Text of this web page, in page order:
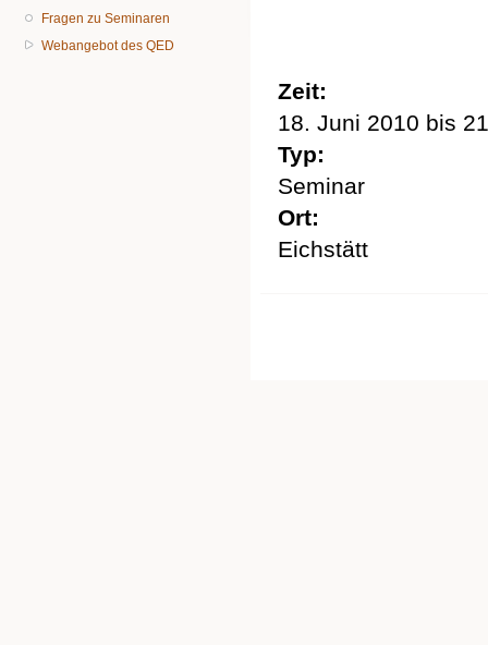
Fragen zu Seminaren
Webangebot des QED
Zeit:
18. Juni 2010 bis
Typ:
Seminar
Ort:
Eichstätt